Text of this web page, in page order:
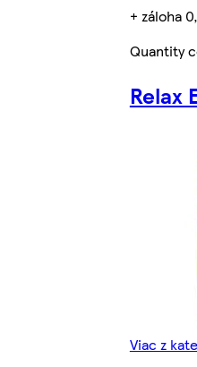
+ záloha
Quantity
Relax
Viac z